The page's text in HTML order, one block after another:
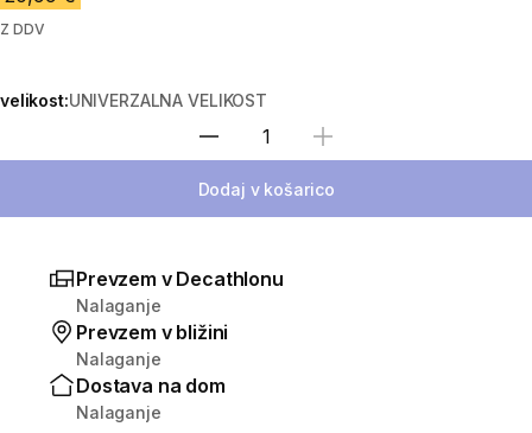
Z DDV
velikost:UNIVERZALNA VELIKOST
Izberite količino
Dodaj v košarico
Prevzem v Decathlonu
Nalaganje
Prevzem v bližini
Nalaganje
Dostava na dom
Nalaganje